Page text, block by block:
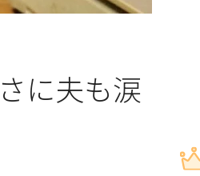
に夫も涙